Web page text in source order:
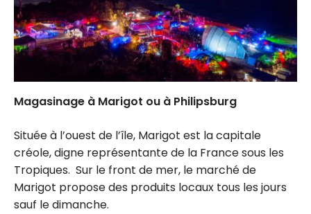
Magasinage à Marigot ou à Philipsburg
Située à l’ouest de l’île, Marigot est la capitale
créole, digne représentante de la France sous les
Tropiques. Sur le front de mer, le marché de
Marigot propose des produits locaux tous les jours
sauf le dimanche.